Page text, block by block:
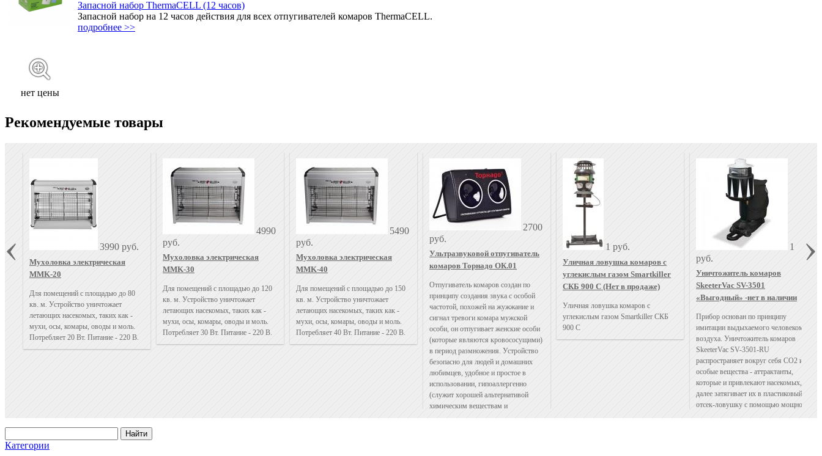
нет цены
Запасной набор ThermaCELL (12 часов)
Запасной набор на 12 часов действия для всех отпугивателей комаров ThermaCELL.
подробнее >>
Рекомендуемые товары
3990 руб.
Мухоловка электрическая
MMK-20
Для помещений с площадью до 80
кв. м. Устройство уничтожает
летающих насекомых, таких как -
мухи, осы, комары, оводы и моль.
Потребляет 20 Вт. Питание - 220 В.
4990
руб.
Мухоловка электрическая
MMK-30
Для помещений с площадью до 120
кв. м. Устройство уничтожает
летающих насекомых, таких как -
мухи, осы, комары, оводы и моль.
Потребляет 30 Вт. Питание - 220 В.
5490
руб.
Мухоловка электрическая
MMK-40
Для помещений с площадью до 150
кв. м. Устройство уничтожает
летающих насекомых, таких как -
мухи, осы, комары, оводы и моль.
Потребляет 40 Вт. Питание - 220 В.
2700
руб.
Ультразвуковой отпугиватель
комаров Торнадо ОК.01
Отпугиватель комаров создан по
принципу создания звука с особой
частотой, похожей на жужжание и
сигнал тревоги комара мужской
особи, он отпугивает женские особи
(которые являются кровососущими)
в период размножения. Устройство
безопасно для людей и домашних
любимцев, удобное и простое в
использовании, гипоаллергенно
(служит хорошей альтернативой
химическим веществам и
инсектицидным лампам). Питание:
1 руб.
Уличная ловушка комаров с
углекислым газом Smartkiller
СКБ 900 С (Нет в продаже)
Уличная ловушка комаров с
углекислым газом Smartkiller СКБ
900 С
1
руб.
Уничтожитель комаров
SkeeterVac SV-3501
«Выгодный» -нет в наличии
Прибор основан по принципу
имитации выдыхаемого человеком
воздуха. Уничтожитель комаров
SkeeterVac SV-3501-RU
распространяет вокруг себя СО2 и
особые вещества - аттрактанты,
которые и привлекают насекомых,
далее затягивает их в пластиковый
отсек-ловушку с помощью мощного
Категории